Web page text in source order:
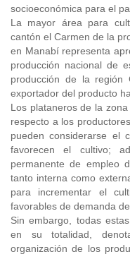
socioeconómica para el
La mayor área para
cantón el Carmen de la
en Manabí representa
producción nacional de
producción de la región
exportador del producto
Los plataneros de la
respecto a los
pueden considerarse el
favorecen el cultivo;
permanente de empleo
tanto interna como
para incrementar el
favorables de demanda
Sin embargo, todas
en su totalidad,
organización de los